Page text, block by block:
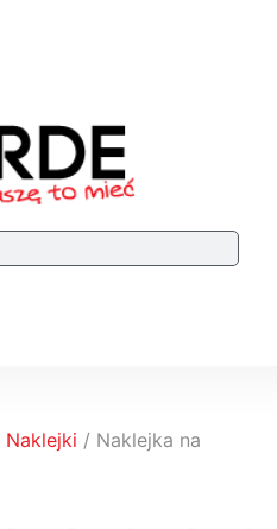
Naklejki / Naklejka na